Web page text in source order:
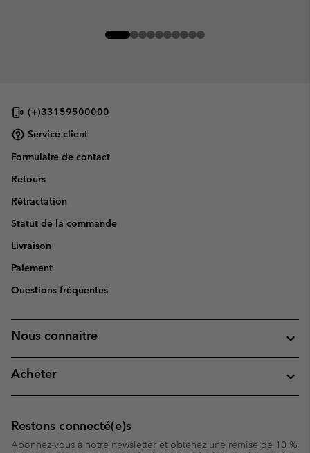
(+)33159500000
Service client
Formulaire de contact
Retours
Rétractation
Statut de la commande
Livraison
Paiement
Questions fréquentes
Nous connaitre
Acheter
Restons connecté(e)s
Abonnez-vous à notre newsletter et obtenez une remise de 10 %